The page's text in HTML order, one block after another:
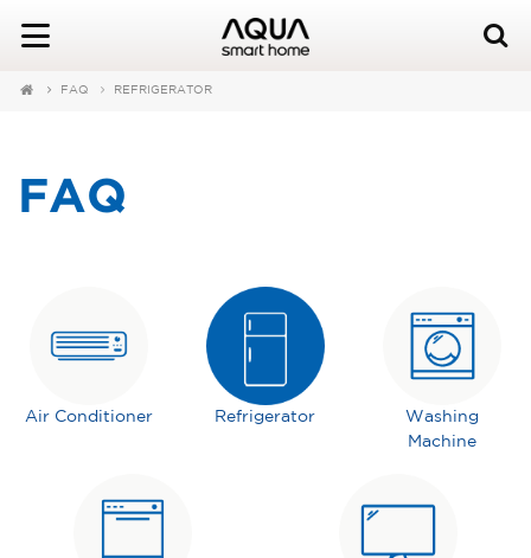
FAQ REFRIGERATOR
FAQ
Air Conditioner Refrigerator
Washing
Machine